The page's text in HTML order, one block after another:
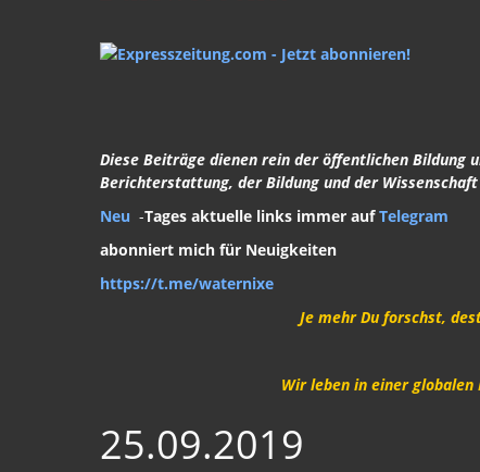
Diese Beiträge dienen rein der öffentlichen Bildung
Berichterstattung, der Bildung und der
Neu -Tages aktuelle links immer aufTelegram
abonniert mich für Neuigkeiten
https://t.me/waternixe
Je mehr Du forschst,
Wir leben in einer
25.09.2019